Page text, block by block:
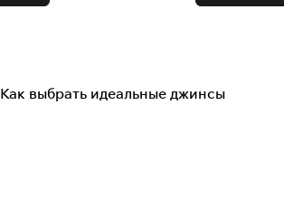
Советы покупателям
Как выбрать идеальные джинсы